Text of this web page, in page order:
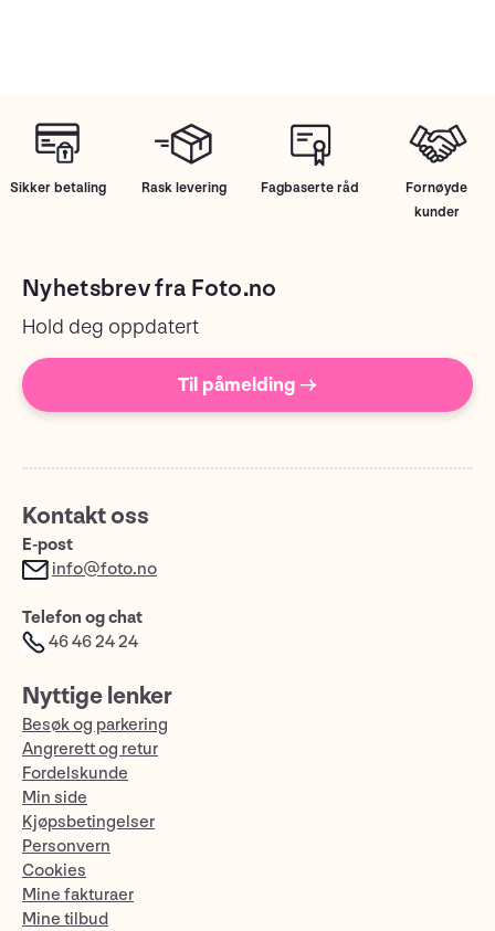
Sikker betaling Rask levering Fagbaserte råd
Fornøyde
kunder
Nyhetsbrev fra Foto.no
Hold deg oppdatert
Til påmelding →
Kontakt oss
E-post
info@foto.no
Telefon og chat
46 46 24 24
Nyttige lenker
Besøk og parkering
Angrerett og retur
Fordelskunde
Min side
Kjøpsbetingelser
Personvern
Cookies
Mine fakturaer
Mine tilbud